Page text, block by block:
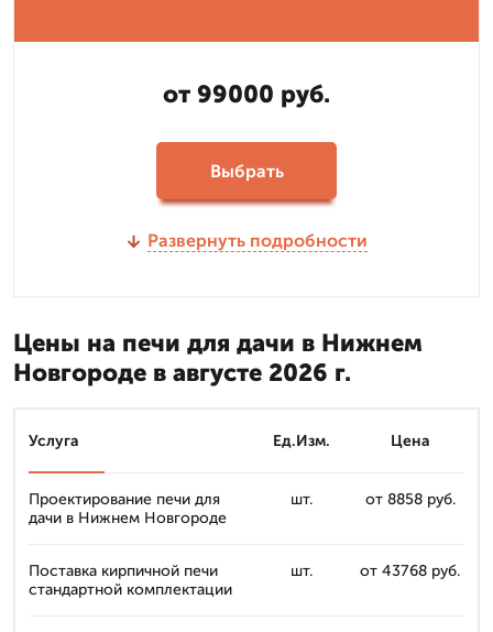
от 99000 руб.
Выбрать
Развернуть подробности
Цены на печи для дачи в Нижнем
Новгороде в августе 2026 г.
Услуга Ед.Изм. Цена
Проектирование печи для
дачи в Нижнем Новгороде
шт. от 8858 руб.
Поставка кирпичной печи
стандартной комплектации
шт. от 43768 руб.